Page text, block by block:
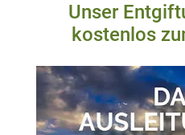
Unser
kostenlos